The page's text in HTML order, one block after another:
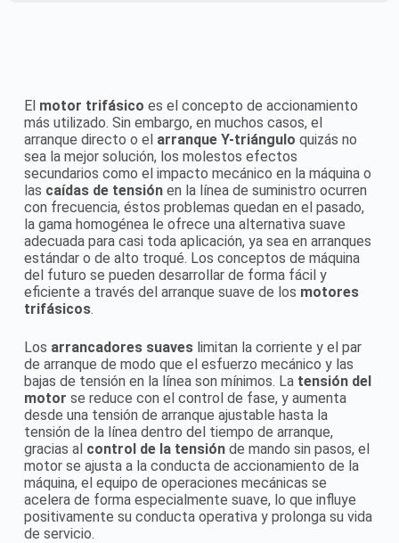
El motor trifásico es el concepto de accionamiento
más utilizado. Sin embargo, en muchos casos, el
arranque directo o el arranque Y-triángulo quizás no
sea la mejor solución, los molestos efectos
secundarios como el impacto mecánico en la máquina o
las caídas de tensiónen la línea de suministro ocurren
con frecuencia, éstos problemas quedan en el pasado,
la gama homogénea le ofrece una alternativa suave
adecuada para casi toda aplicación, ya sea en arranques
estándar o de alto troqué. Los conceptos de máquina
del futuro se pueden desarrollar de forma fácil y
eficiente a través del arranque suave de los motores
trifásicos.
Los arrancadores suaveslimitan la corriente y el par
de arranque de modo que el esfuerzo mecánico y las
bajas de tensión en la línea son mínimos. La tensión del
motor se reduce con el control de fase, y aumenta
desde una tensión de arranque ajustable hasta la
tensión de la línea dentro del tiempo de arranque,
gracias al control de la tensiónde mando sin pasos, el
motor se ajusta a la conducta de accionamiento de la
máquina, el equipo de operaciones mecánicas se
acelera de forma especialmente suave, lo que influye
positivamente su conducta operativa y prolonga su vida
de servicio.